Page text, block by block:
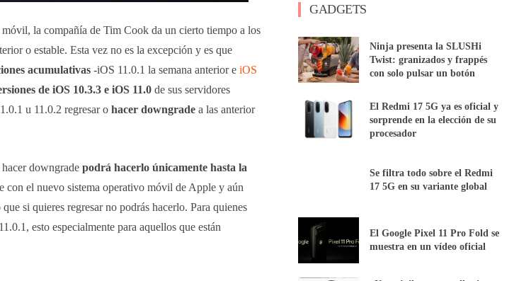
la compañía de Tim Cook da un cierto tiempo a los
o estable. Esta vez no es la excepción y es que
acumulativas -iOS 11.0.1 la semana anterior e iOS
de iOS 10.3.3 e iOS 11.0 de sus servidores
u 11.0.2 regresar o hacer downgrade a las anterior
downgrade podrá hacerlo únicamente hasta la
con el nuevo sistema operativo móvil de Apple y aún
si quieres regresar no podrás hacerlo. Para quienes
esto especialmente para aquellos que están
GADGETS
Ninja presenta la SLUSHi
Twist: granizados y frappés
con solo pulsar un botón
El Redmi 17 5G ya es oficial y
sorprende en la elección de su
procesador
Se filtra todo sobre el Redmi
17 5G en su variante global
El Google Pixel 11 Pro Fold se
muestra en un vídeo oficial